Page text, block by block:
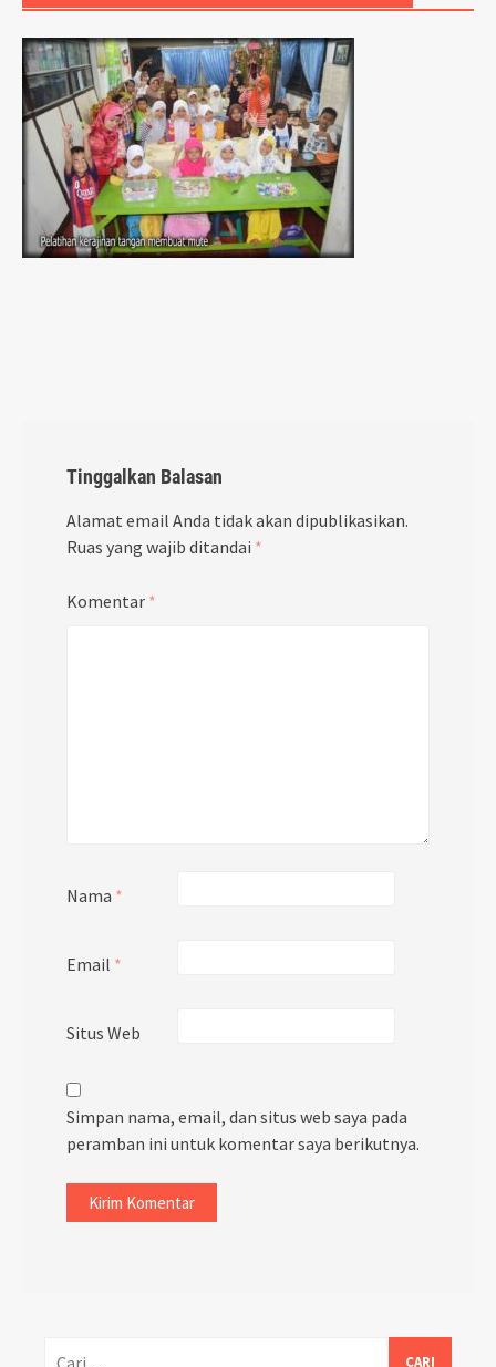
Tinggalkan Balasan
Alamat email Anda tidak akan dipublikasikan.
Ruas yang wajib ditandai *
Komentar *
Nama *
Email *
Situs Web
Simpan nama, email, dan situs web saya pada
peramban ini untuk komentar saya berikutnya.